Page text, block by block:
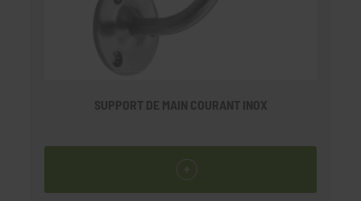
SUPPORT DE MAIN COURANT INOX